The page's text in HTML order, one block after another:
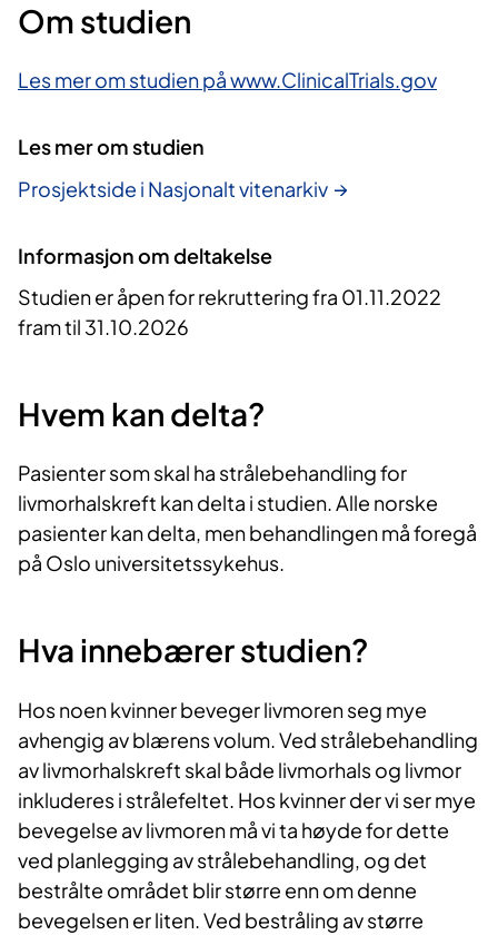
Om studien
Les mer om studien på www.ClinicalTrials.gov
Les mer om studien
Prosjektside i Nasjonalt vitenarkiv
Informasjon om deltakelse
Studien er åpen for rekruttering fra 01.11.2022
fram til 31.10.2026
Hvem kan delta?
Pasienter som skal ha strålebehandling for
livmorhalskreft kan delta i studien. Alle norske
pasienter kan delta, men behandlingen må foregå
på Oslo universitetssykehus.
Hva innebærer studien?
Hos noen kvinner beveger livmoren seg mye
avhengig av blærens volum. Ved strålebehandling
av livmorhalskreft skal både livmorhals og livmor
inkluderes i strålefeltet. Hos kvinner der vi ser mye
bevegelse av livmoren må vi ta høyde for dette
ved planlegging av strålebehandling, og det
bestrålte området blir større enn om denne
bevegelsen er liten. Ved bestråling av større